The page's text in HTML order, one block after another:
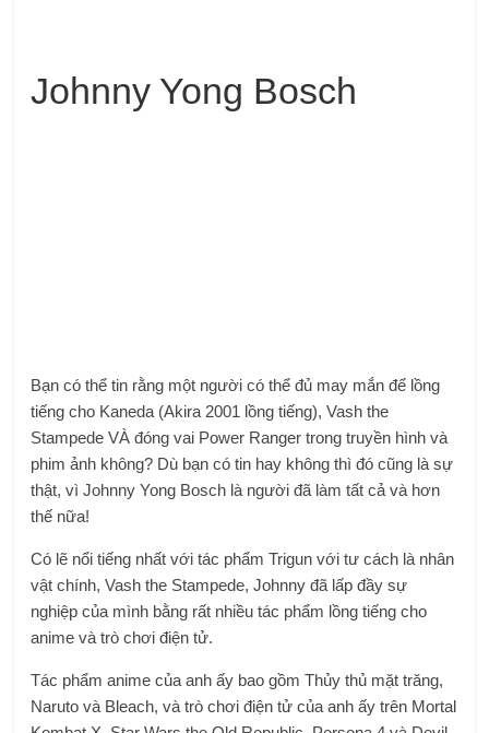
Johnny Yong Bosch
Bạn có thể tin rằng một người có thể đủ may mắn để lồng
tiếng cho Kaneda (Akira 2001 lồng tiếng), Vash the
Stampede VÀ đóng vai Power Ranger trong truyền hình và
phim ảnh không? Dù bạn có tin hay không thì đó cũng là sự
thật, vì Johnny Yong Bosch là người đã làm tất cả và hơn
thế nữa!
Có lẽ nổi tiếng nhất với tác phẩm Trigun với tư cách là nhân
vật chính, Vash the Stampede, Johnny đã lấp đầy sự
nghiệp của mình bằng rất nhiều tác phẩm lồng tiếng cho
anime và trò chơi điện tử.
Tác phẩm anime của anh ấy bao gồm Thủy thủ mặt trăng,
Naruto và Bleach, và trò chơi điện tử của anh ấy trên Mortal